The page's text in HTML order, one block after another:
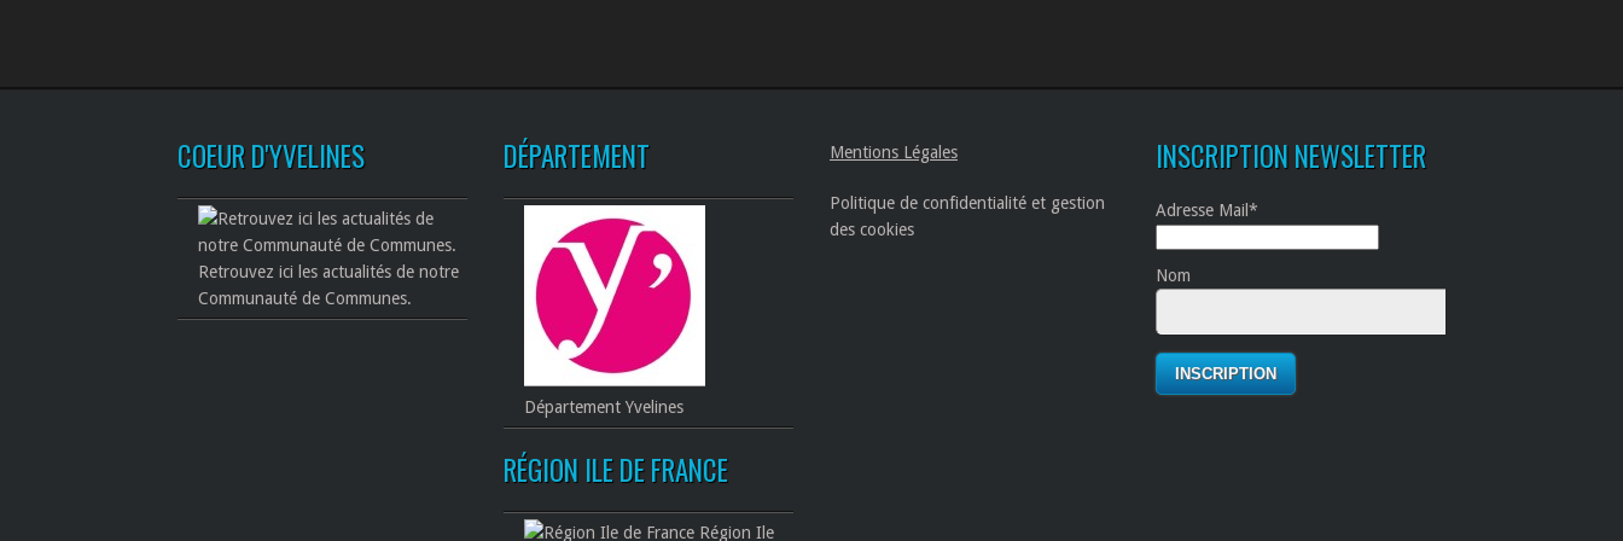
COEUR D'YVELINES
Retrouvez ici les actualités de notre
Communauté de Communes.
DÉPARTEMENT
Département Yvelines
RÉGION ILE DE FRANCE
Région Ile
Mentions Légales
Politique de confidentialité et gestion
des cookies
INSCRIPTION NEWSLETTER
Adresse Mail*
Nom